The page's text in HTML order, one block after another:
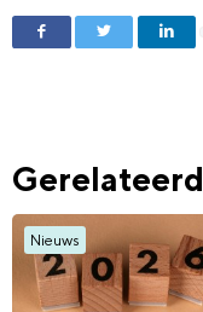
Gerelateerd
Nieuws